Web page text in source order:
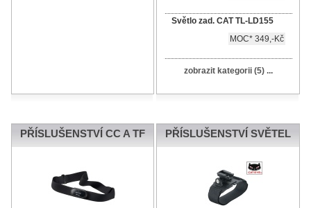
Světlo zad. CAT TL-LD155
MOC* 349,-Kč
zobrazit kategorii (5) ...
PŘÍSLUŠENSTVÍ CC A TF PŘÍSLUŠENSTVÍ SVĚTEL